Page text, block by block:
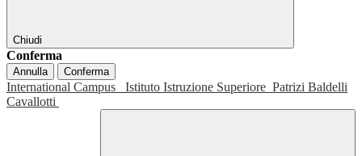
Chiudi
Conferma
Annulla Conferma
International Campus Istituto Istruzione Superiore Patrizi Baldelli
Cavallotti